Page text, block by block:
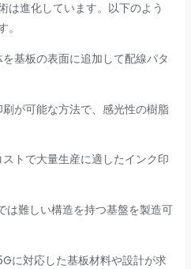
は進化しています。以下のよう
基板の表面に追加して配線パタ
が可能な方法で、感光性の樹脂
ストで大量生産に適したインク印
は難しい構造を持つ基盤を製造可
に対応した基板材料や設計が求